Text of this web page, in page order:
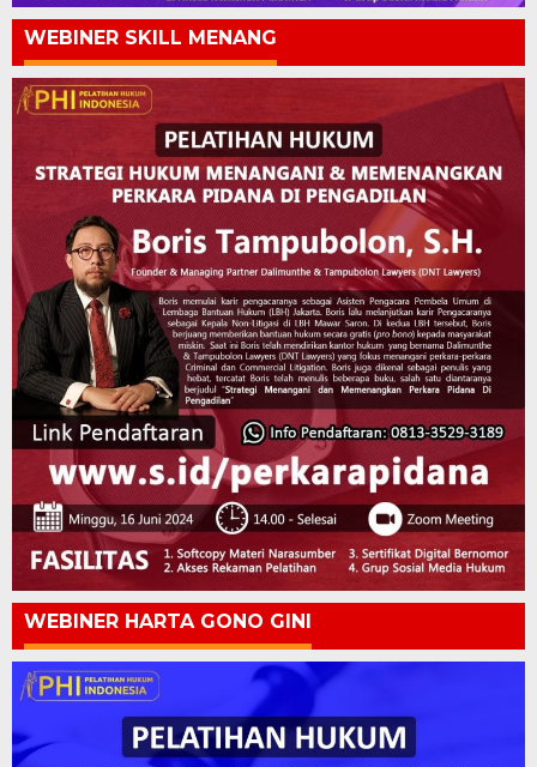
WEBINER SKILL MENANG
WEBINER HARTA GONO GINI